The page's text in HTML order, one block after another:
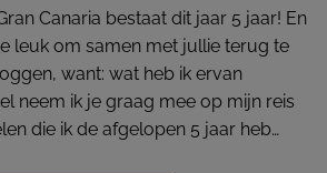
Canaria bestaat dit jaar 5 jaar! En
leuk om samen met jullie terug te
want: wat heb ik ervan
neem ik je graag mee op mijn reis
die ik de afgelopen 5 jaar heb…